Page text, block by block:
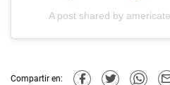
A post shared by
Compartir en: